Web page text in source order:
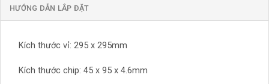
HƯỚNG DẪN LẮP ĐẶT
Kích thước vỉ: 295 x 295mm
Kích thước chip: 45 x 95 x 4.6mm